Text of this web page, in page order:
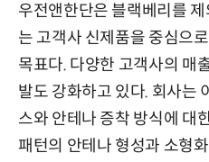
우전앤한단은 블랙베리를
는 고객사 신제품을 중심으
목표다. 다양한 고객사의 매
발도 강화하고 있다. 회사는
스와 안테나 증착 방식에 대
패턴의 안테나 형성과 소형